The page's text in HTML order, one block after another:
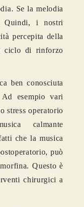
Se la melodia
Quindi, i nostri
percepita della
ciclo di rinforzo
ben conosciuta
esempio vari
stress operatorio
calmante
che la musica
può
Questo è
chirurgici a